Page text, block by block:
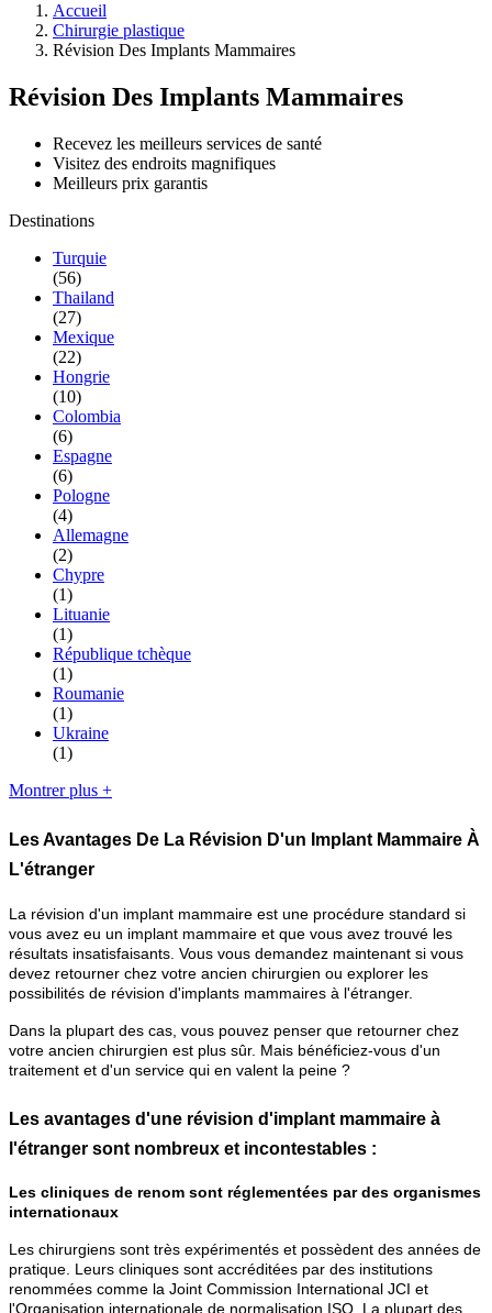
Accueil
Chirurgie plastique
Révision Des Implants Mammaires
Révision Des Implants Mammaires
Recevez les meilleurs services de santé
Visitez des endroits magnifiques
Meilleurs prix garantis
Destinations
Turquie
(56)
Thailand
(27)
Mexique
(22)
Hongrie
(10)
Colombia
(6)
Espagne
(6)
Pologne
(4)
Allemagne
(2)
Chypre
(1)
Lituanie
(1)
République tchèque
(1)
Roumanie
(1)
Ukraine
(1)
Montrer plus +
Les Avantages De La Révision D'un Implant Mammaire À
L'étranger
La révision d'un implant mammaire est une procédure standard si
vous avez eu un implant mammaire et que vous avez trouvé les
résultats insatisfaisants. Vous vous demandez maintenant si vous
devez retourner chez votre ancien chirurgien ou explorer les
possibilités de révision d'implants mammaires à l'étranger.
Dans la plupart des cas, vous pouvez penser que retourner chez
votre ancien chirurgien est plus sûr. Mais bénéficiez-vous d'un
traitement et d'un service qui en valent la peine ?
Les avantages d'une révision d'implant mammaire à
l'étranger sont nombreux et incontestables :
Les cliniques de renom sont réglementées par des organismes
internationaux
Les chirurgiens sont très expérimentés et possèdent des années de
pratique. Leurs cliniques sont accréditées par des institutions
renommées comme la Joint Commission International JCI et
l'Organisation internationale de normalisation ISO. La plupart des